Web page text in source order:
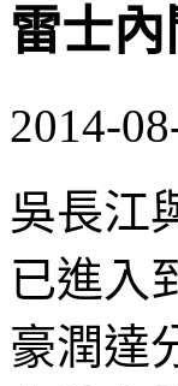
雷士
2014-
吳長江
已進入
豪潤達